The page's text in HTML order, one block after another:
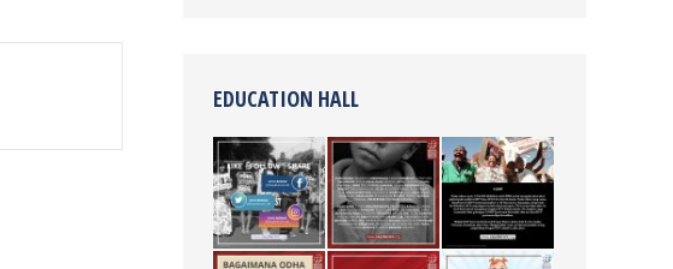
EDUCATION HALL